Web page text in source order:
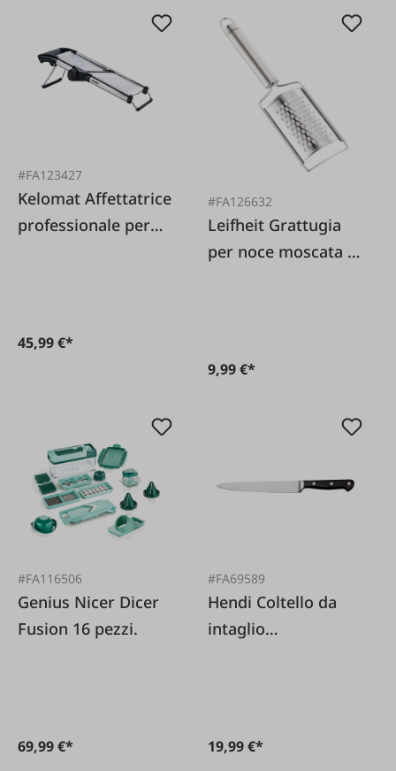
#FA123427
Kelomat Affettatrice
professionale per
45,99 €*
#FA126632
Leifheit Grattugia
per noce moscata in
9,99 €*
#FA116506
Genius Nicer Dicer
Fusion 16 pezzi.
69,99 €*
#FA69589
Hendi Coltello da
intaglio
19,99 €*